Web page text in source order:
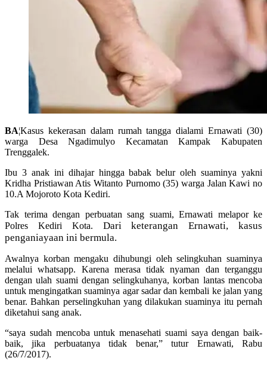
BA¦Kasus kekerasan dalam rumah tangga dialami Ernawati (30)
warga Desa Ngadimulyo Kecamatan Kampak Kabupaten
Trenggalek.
Ibu 3 anak ini dihajar hingga babak belur oleh suaminya yakni
Kridha Pristiawan Atis Witanto Purnomo (35) warga Jalan Kawi no
10.A Mojoroto Kota Kediri.
Tak terima dengan perbuatan sang suami, Ernawati melapor ke
Polres Kediri Kota. Dari keterangan Ernawati, kasus
penganiayaan ini bermula.
Awalnya korban mengaku dihubungi oleh selingkuhan suaminya
melalui whatsapp. Karena merasa tidak nyaman dan terganggu
dengan ulah suami dengan selingkuhanya, korban lantas mencoba
untuk mengingatkan suaminya agar sadar dan kembali ke jalan yang
benar. Bahkan perselingkuhan yang dilakukan suaminya itu pernah
diketahui sang anak.
“saya sudah mencoba untuk menasehati suami saya dengan baik-
baik, jika perbuatanya tidak benar,” tutur Ernawati, Rabu
(26/7/2017).